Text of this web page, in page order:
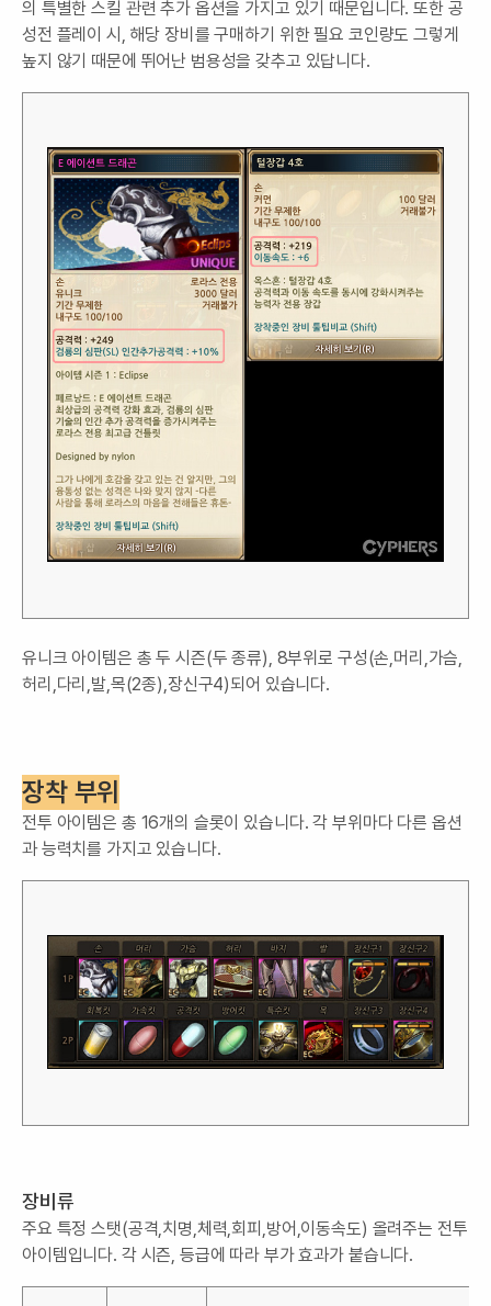
의 특별한 스킬 관련 추가 옵션을 가지고 있기 때문입니다. 또한 공
성전 플레이 시, 해당 장비를 구매하기 위한 필요 코인량도 그렇게
높지 않기 때문에 뛰어난 범용성을 갖추고 있답니다.
유니크 아이템은 총 두 시즌(두 종류), 8부위로 구성(손,머리,가슴,
허리,다리,발,목(2종),장신구4)되어 있습니다.
장착 부위
전투 아이템은 총 16개의 슬롯이 있습니다. 각 부위마다 다른 옵션
과 능력치를 가지고 있습니다.
장비류
주요 특정 스탯(공격,치명,체력,회피,방어,이동속도) 올려주는 전투
아이템입니다. 각 시즌, 등급에 따라 부가 효과가 붙습니다.